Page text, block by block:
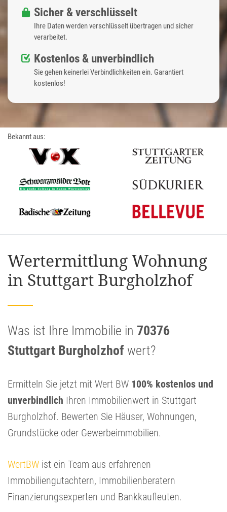
Sicher & verschlüsselt
Ihre Daten werden verschlüsselt übertragen und sicher
verarbeitet.
Kostenlos & unverbindlich
Sie gehen keinerlei Verbindlichkeiten ein. Garantiert
kostenlos!
Bekannt aus:
Wertermittlung Wohnung
in Stuttgart Burgholzhof
Was ist Ihre Immobilie in 70376
Stuttgart Burgholzhof wert?
Ermitteln Sie jetzt mit Wert BW 100% kostenlos und
unverbindlich Ihren Immobilienwert in Stuttgart
Burgholzhof. Bewerten Sie Häuser, Wohnungen,
Grundstücke oder Gewerbeimmobilien.
WertBW ist ein Team aus erfahrenen
Immobiliengutachtern, Immobilienberatern
Finanzierungsexperten und Bankkaufleuten.